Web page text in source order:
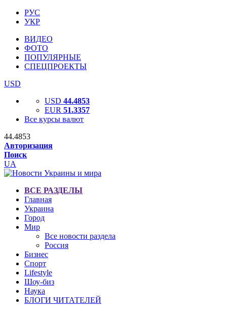
РУС
УКР
ВИДЕО
ФОТО
ПОПУЛЯРНЫЕ
СПЕЦПРОЕКТЫ
USD
USD 44.4853
EUR 51.3357
Все курсы валют
44.4853
Авторизация
Поиск
UA
ВСЕ РАЗДЕЛЫ
Главная
Украина
Город
Мир
Все новости раздела
Россия
Бизнес
Спорт
Lifestyle
Шоу-биз
Наука
БЛОГИ ЧИТАТЕЛЕЙ